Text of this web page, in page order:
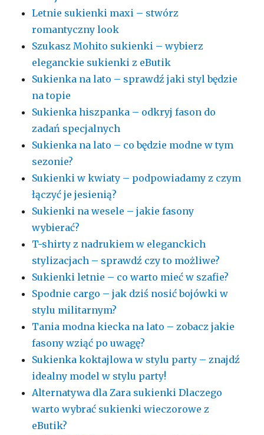
Letnie sukienki maxi – stwórz
romantyczny look
Szukasz Mohito sukienki – wybierz
eleganckie sukienki z eButik
Sukienka na lato – sprawdź jaki styl będzie
na topie
Sukienka hiszpanka – odkryj fason do
zadań specjalnych
Sukienka na lato – co będzie modne w tym
sezonie?
Sukienki w kwiaty – podpowiadamy z czym
łączyć je jesienią?
Sukienki na wesele – jakie fasony
wybierać?
T-shirty z nadrukiem w eleganckich
stylizacjach – sprawdź czy to możliwe?
Sukienki letnie – co warto mieć w szafie?
Spodnie cargo – jak dziś nosić bojówki w
stylu militarnym?
Tania modna kiecka na lato – zobacz jakie
fasony wziąć po uwagę?
Sukienka koktajlowa w stylu party – znajdź
idealny model w stylu party!
Alternatywa dla Zara sukienki Dlaczego
warto wybrać sukienki wieczorowe z
eButik?